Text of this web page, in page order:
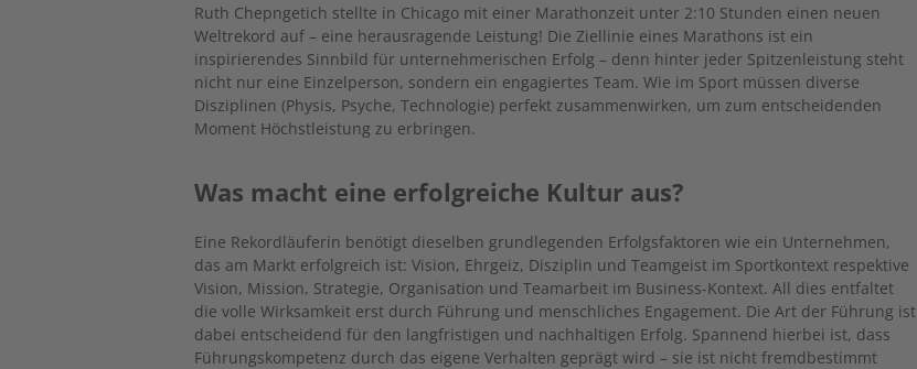
Ruth Chepngetich stellte in Chicago mit einer Marathonzeit unter 2:10 Stunden einen neuen
Weltrekord auf – eine herausragende Leistung! Die Ziellinie eines Marathons ist ein
inspirierendes Sinnbild für unternehmerischen Erfolg – denn hinter jeder Spitzenleistung steht
nicht nur eine Einzelperson, sondern ein engagiertes Team. Wie im Sport müssen diverse
Disziplinen (Physis, Psyche, Technologie) perfekt zusammenwirken, um zum entscheidenden
Moment Höchstleistung zu erbringen.
Was macht eine erfolgreiche Kultur aus?
Eine Rekordläuferin benötigt dieselben grundlegenden Erfolgsfaktoren wie ein Unternehmen,
das am Markt erfolgreich ist: Vision, Ehrgeiz, Disziplin und Teamgeist im Sportkontext respektive
Vision, Mission, Strategie, Organisation und Teamarbeit im Business-Kontext. All dies entfaltet
die volle Wirksamkeit erst durch Führung und menschliches Engagement. Die Art der Führung ist
dabei entscheidend für den langfristigen und nachhaltigen Erfolg. Spannend hierbei ist, dass
Führungskompetenz durch das eigene Verhalten geprägt wird – sie ist nicht fremdbestimmt